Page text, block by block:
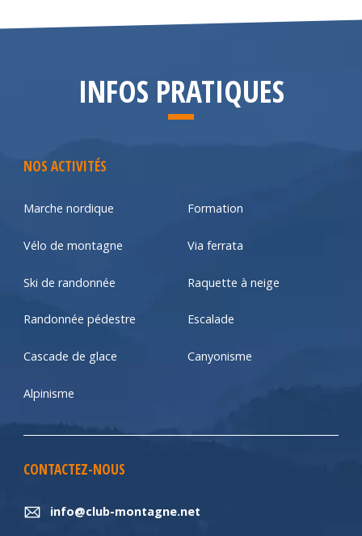
INFOS PRATIQUES
NOS ACTIVITÉS
Marche nordique Formation
Vélo de montagne Via ferrata
Ski de randonnée Raquette à neige
Randonnée pédestre Escalade
Cascade de glace Canyonisme
Alpinisme
CONTACTEZ-NOUS
info@club-montagne.net